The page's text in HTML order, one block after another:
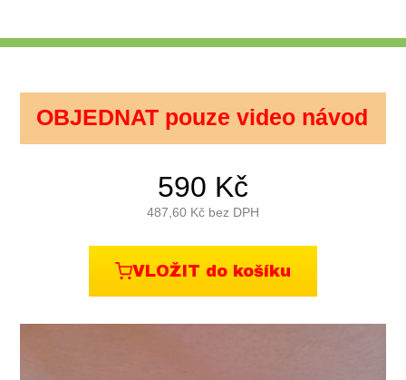
OBJEDNAT pouze video návod
590 Kč
487,60 Kč bez DPH
VLOŽIT do košíku